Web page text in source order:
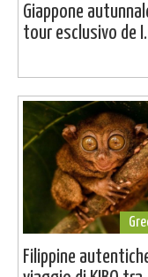
Giappone
tour esclusivo de
Filippine